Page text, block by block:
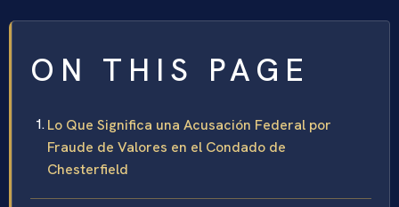
ON THIS PAGE
Lo Que Significa una Acusación Federal por
Fraude de Valores en el Condado de
Chesterfield